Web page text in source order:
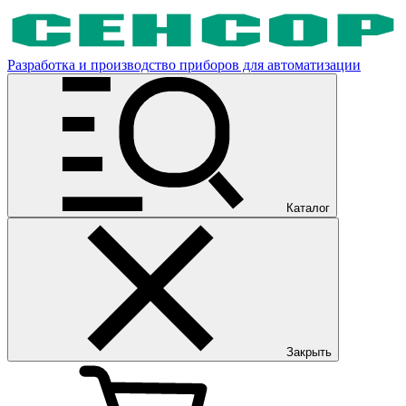
Разработка и производство приборов для автоматизации
Каталог
Закрыть